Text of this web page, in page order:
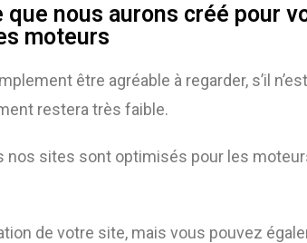
nous aurons créé pour
moteurs
être agréable à regarder, s’il
restera très faible.
nos sites sont optimisés pour les
de votre site, mais vous pouvez